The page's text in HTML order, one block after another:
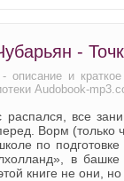
-
- описание и
Audobook-
распался, все
Ворм
по
в
книге не они, но